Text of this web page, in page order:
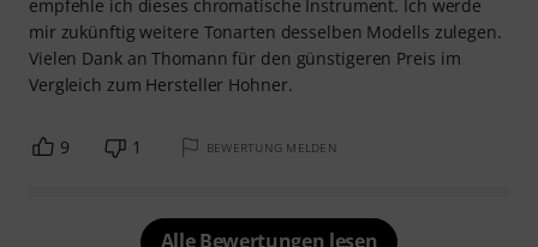
empfehle ich dieses chromatische Instrument. Ich werde
mir zukünftig weitere Tonarten desselben Modells zulegen.
Vielen Dank an Thomann für den günstigeren Preis im
Vergleich zum Hersteller Hohner.
9 1 BEWERTUNG MELDEN
Alle Bewertungen lesen